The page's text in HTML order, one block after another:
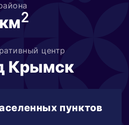
2
центр
Крымск
пунктов